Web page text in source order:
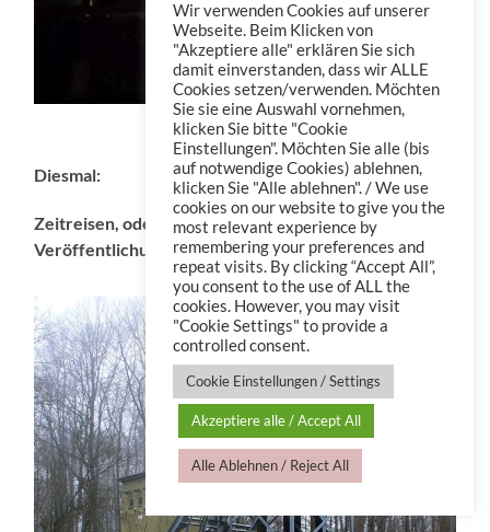
Sperrfeuer im Osten
Diesmal:
Zeitreisen, oder wie ich einen OC-Cache vor der
Veröffentlichung loggte
Wir verwenden Cookies auf unserer
Webseite. Beim Klicken von
"Akzeptiere alle" erklären Sie sich
damit einverstanden, dass wir ALLE
Cookies setzen/verwenden. Möchten
Sie sie eine Auswahl vornehmen,
klicken Sie bitte "Cookie
Einstellungen". Möchten Sie alle (bis
auf notwendige Cookies) ablehnen,
klicken Sie "Alle ablehnen". / We use
cookies on our website to give you the
most relevant experience by
remembering your preferences and
repeat visits. By clicking “Accept All”,
you consent to the use of ALL the
cookies. However, you may visit
"Cookie Settings" to provide a
controlled consent.
Cookie Einstellungen / Settings
Akzeptiere alle / Accept All
Alle Ablehnen / Reject All